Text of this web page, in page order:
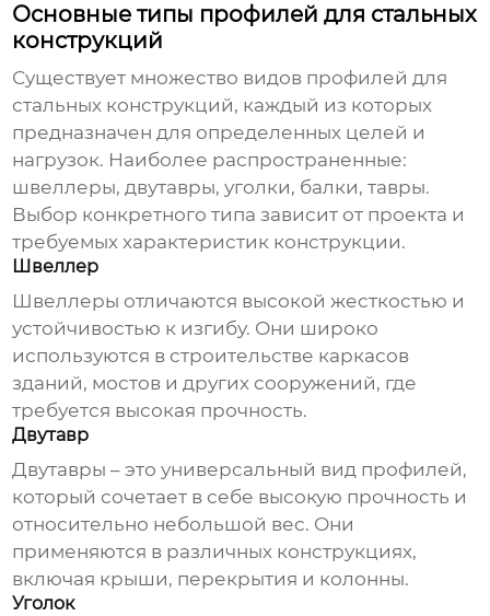
Основные типы профилей для стальных
конструкций
Существует множество видов профилей для
стальных конструкций, каждый из которых
предназначен для определенных целей и
нагрузок. Наиболее распространенные:
швеллеры, двутавры, уголки, балки, тавры.
Выбор конкретного типа зависит от проекта и
требуемых характеристик конструкции.
Швеллер
Швеллеры отличаются высокой жесткостью и
устойчивостью к изгибу. Они широко
используются в строительстве каркасов
зданий, мостов и других сооружений, где
требуется высокая прочность.
Двутавр
Двутавры – это универсальный вид профилей,
который сочетает в себе высокую прочность и
относительно небольшой вес. Они
применяются в различных конструкциях,
включая крыши, перекрытия и колонны.
Уголок